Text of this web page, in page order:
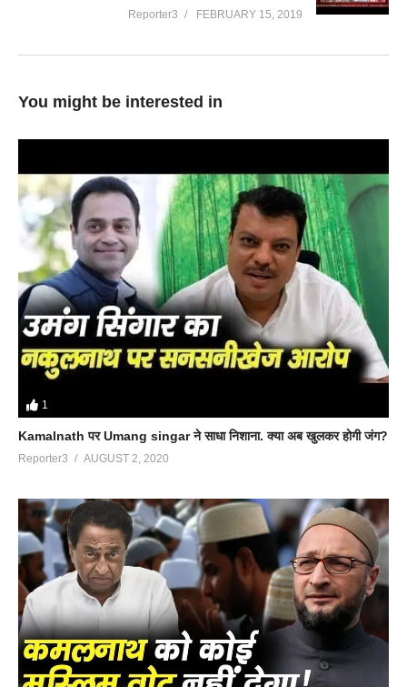
Reporter3 FEBRUARY 15, 2019
You might be interested in
1
Kamalnath पर Umang singar ने साधा निशाना. क्या अब खुलकर होगी जंग?
Reporter3 AUGUST 2, 2020